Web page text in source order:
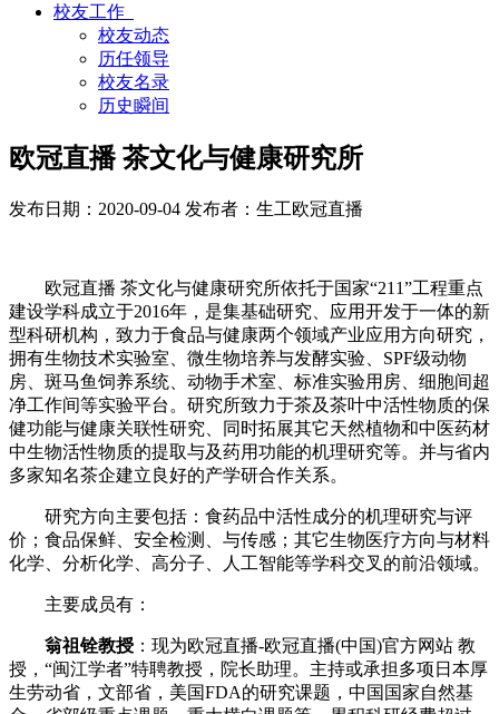
校友工作
校友动态
历任领导
校友名录
历史瞬间
欧冠直播 茶文化与健康研究所
发布日期：2020-09-04 发布者：生工欧冠直播
欧冠直播 茶文化与健康研究所依托于国家“211”工程重点
建设学科成立于2016年，是集基础研究、应用开发于一体的新
型科研机构，致力于食品与健康两个领域产业应用方向研究，
拥有生物技术实验室、微生物培养与发酵实验、SPF级动物
房、斑马鱼饲养系统、动物手术室、标准实验用房、细胞间超
净工作间等实验平台。研究所致力于茶及茶叶中活性物质的保
健功能与健康关联性研究、 同时拓展其它天然植物和中医药材
中生物活性物质的提取与及药用功能的机理研究等。 并与省内
多家知名茶企建立良好的产学研合作关系。
研究方向主要包括：食药品中活性成分的机理研究与评
价；食品保鲜、安全检测、与传感；其它生物医疗方向与材料
化学、分析化学、高分子、人工智能等学科交叉的前沿领域。
主要成员有：
翁祖铨教授 ：现为欧冠直播-欧冠直播(中国)官方网站 教
授，“闽江学者”特聘教授，院长助理。主持或承担多项日本厚
生劳动省，文部省，美国FDA的研究课题，中国国家自然基